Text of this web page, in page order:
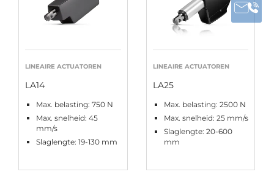
LINEAIRE ACTUATOREN
LA14
Max. belasting: 750 N
Max. snelheid: 45
mm/s
Slaglengte: 19-130 mm
LINEAIRE ACTUATOREN
LA25
Max. belasting: 2500 N
Max. snelheid: 25 mm/s
Slaglengte: 20-600
mm